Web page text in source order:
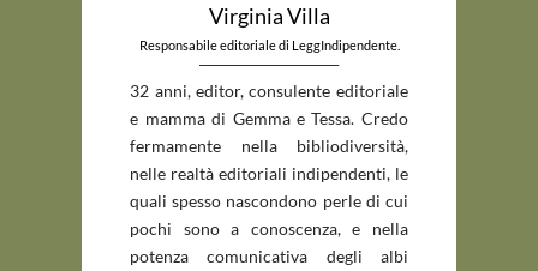
Virginia Villa
Responsabile editoriale di LeggIndipendente.
_____________________________
32 anni, editor, consulente editoriale
e mamma di Gemma e Tessa. Credo
fermamente nella bibliodiversità,
nelle realtà editoriali indipendenti, le
quali spesso nascondono perle di cui
pochi sono a conoscenza, e nella
potenza comunicativa degli albi